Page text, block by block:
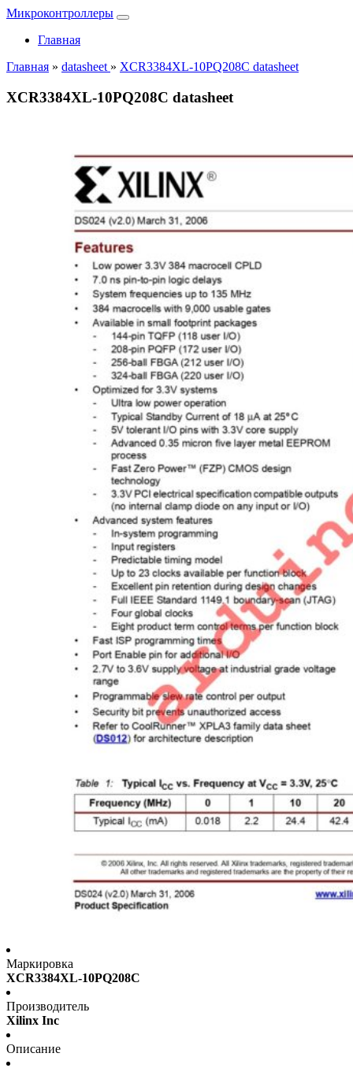
Микроконтроллеры
Главная
Главная » datasheet » XCR3384XL-10PQ208C datasheet
XCR3384XL-10PQ208C datasheet
Маркировка
XCR3384XL-10PQ208C
Производитель
Xilinx Inc
Описание